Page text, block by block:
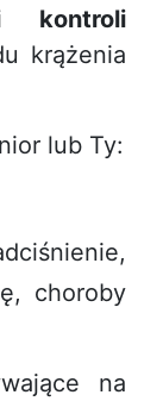
kontroli
krążenia
lub Ty:
choroby
na